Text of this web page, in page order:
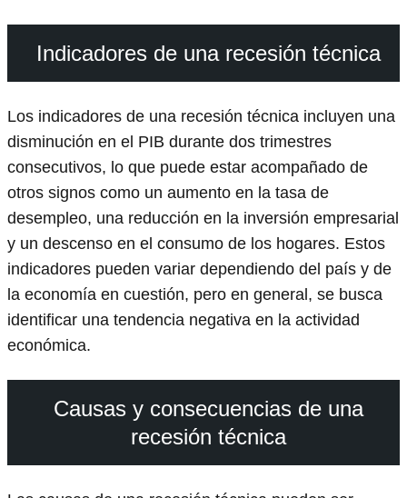
Indicadores de una recesión técnica
Los indicadores de una recesión técnica incluyen una
disminución en el PIB durante dos trimestres
consecutivos, lo que puede estar acompañado de
otros signos como un aumento en la tasa de
desempleo, una reducción en la inversión empresarial
y un descenso en el consumo de los hogares. Estos
indicadores pueden variar dependiendo del país y de
la economía en cuestión, pero en general, se busca
identificar una tendencia negativa en la actividad
económica.
Causas y consecuencias de una
recesión técnica